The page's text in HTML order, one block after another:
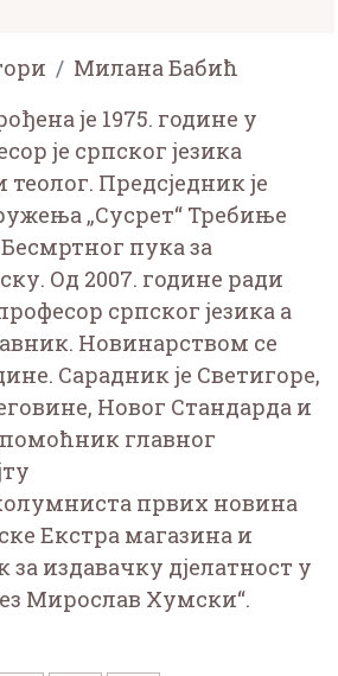
Милана Бабић
је 1975. године у
је српског језика
Предсједник је
„Сусрет“ Требиње
пука за
Од 2007. године ради
српског језика а
Новинарством се
Сарадник је Светигоре,
Новог Стандарда и
помоћник главног
првих новина
Екстра магазина и
издавачку дјелатност у
Мирослав Хумски“.